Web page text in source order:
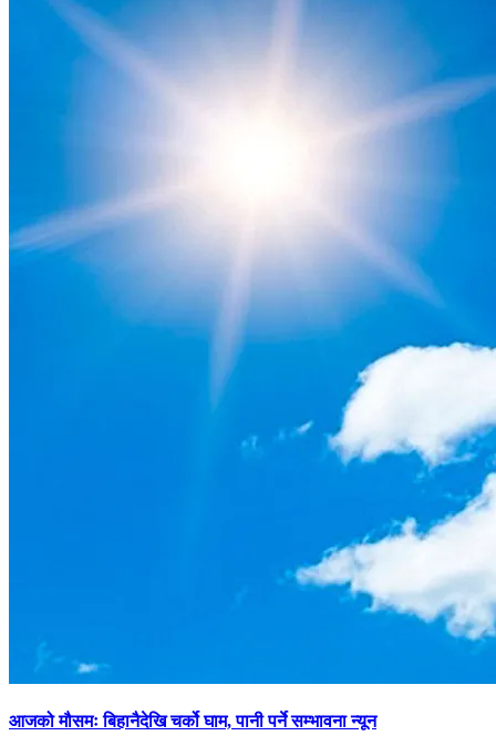
आजको मौसमः बिहानैदेखि चर्को घाम, पानी पर्ने सम्भावना न्यून